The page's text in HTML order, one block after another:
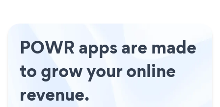
POWR apps are made
to grow your online
revenue.